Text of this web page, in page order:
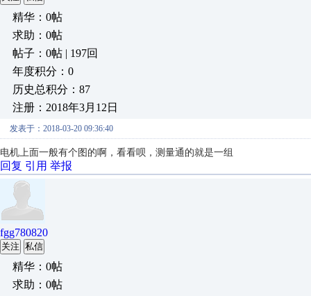
精华：0帖
求助：0帖
帖子：0帖 | 197回
年度积分：0
历史总积分：87
注册：2018年3月12日
发表于：2018-03-20 09:36:40
电机上面一般有个图的啊，看看呗，测量通的就是一组
回复 引用 举报
fgg780820
关注 私信
精华：0帖
求助：0帖